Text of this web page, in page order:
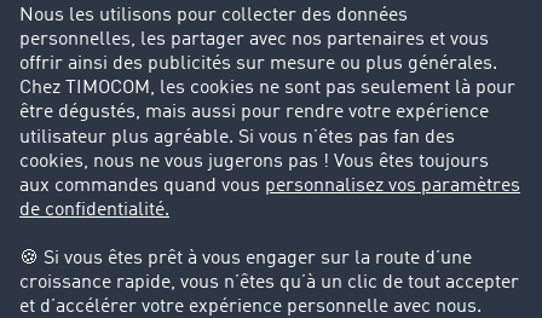
Parrainage clients
Success Stories
Cadre légal
Mentions légales
Protection des données